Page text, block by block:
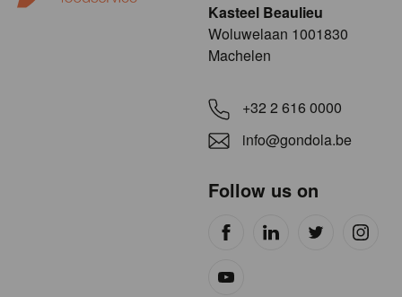
Kasteel Beaulieu
​​​Woluwelaan 1001830
Machelen
+32 2 616 0000
info@gondola.be
Follow us on